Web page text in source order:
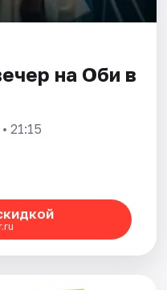
на Оби в
21:15